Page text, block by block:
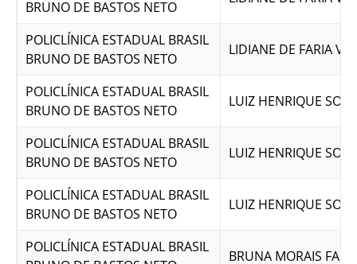
BRUNO DE BASTOS NETO
POLICLÍNICA ESTADUAL BRASIL
BRUNO DE BASTOS NETO
LIDIANE DE FARIA
POLICLÍNICA ESTADUAL BRASIL
BRUNO DE BASTOS NETO
LUIZ HENRIQUE
POLICLÍNICA ESTADUAL BRASIL
BRUNO DE BASTOS NETO
LUIZ HENRIQUE
POLICLÍNICA ESTADUAL BRASIL
BRUNO DE BASTOS NETO
LUIZ HENRIQUE
POLICLÍNICA ESTADUAL BRASIL
BRUNA MORAIS